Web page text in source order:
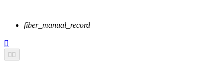
fiber_manual_record

 